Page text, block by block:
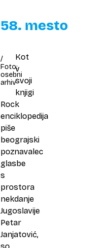
58. mesto
/
Foto:
osebni
arhiv
Kot
v
svoji
knjigi
Rock
enciklopedija
piše
beograjski
poznavalec
glasbe
s
prostora
nekdanje
Jugoslavije
Petar
Janjatović,